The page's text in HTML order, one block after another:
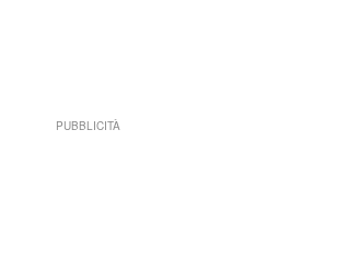
PUBBLICITÀ